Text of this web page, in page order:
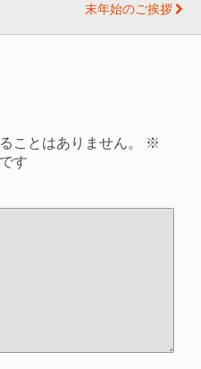
末年始のご挨拶
ことはありません。
※
す